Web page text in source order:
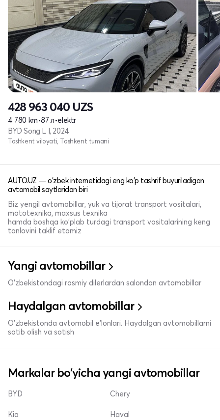
428 963 040 UZS
4 780 km•87 л•elektr
BYD Song L I, 2024
Toshkent viloyati, Toshkent tumani
AUTO.UZ — o'zbek internetidagi eng ko'p tashrif buyuriladigan
avtomobil saytlaridan biri
Biz yengil avtomobillar, yuk va tijorat transport vositalari,
mototexnika, maxsus texnika
hamda boshqa ko'plab turdagi transport vositalarining keng
tanlovini taklif etamiz
Yangi avtomobillar
O'zbekistondagi rasmiy dilerlardan salondan avtomobillar
Haydalgan avtomobillar
O'zbekistonda avtomobil e’lonlari. Haydalgan avtomobillarni
sotib olish va sotish
Markalar bo'yicha yangi avtomobillar
BYD
Kia
Chery
Haval